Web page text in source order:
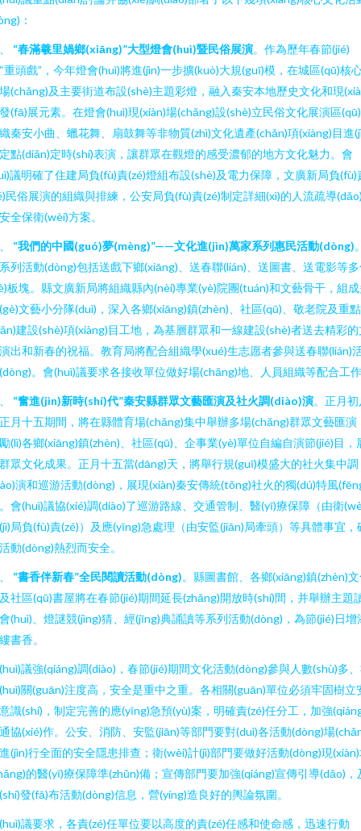
：
“春滿羲里媧鄉(xiāng)”大型燈會(huì)暨民俗展演。作為歷年春節(jié)
重頭戲”，今年燈會(huì)將進(jìn)一步擴(kuò)大規(guī)模，在城區(qū)核
(chǎng)及主要街道布設(shè)主題彩燈，融入秦安本地歷史文化和現
(fā)展元素。在燈會(huì)現(xiàn)場(chǎng)設(shè)立民俗文化展演區
秦安小曲、蠟花舞、扇鼓舞等非物質(zhì)文化遺產(chǎn)項(xiàng)目進
點(diǎn)定時(shí)表演，讓群眾在觀燈的感受濃郁的地方文化魅力。會
議明確了住建局負(fù)責(zé)燈組布設(shè)及電力保障，文廣新局負(fù)
民俗展演的組織與排練，公安局負(fù)責(zé)制定詳細(xì)的人流疏導
全保衛(wèi)方案。
“我們的中國(guó)夢(mèng)”——文化進(jìn)萬家系列惠民活動(dòng)
列活動(dòng)包括送戲下鄉(xiāng)、送春聯(lián)、送圖書、送電影等
板塊。縣文廣新局將組織縣內(nèi)專業(yè)院團(tuán)和文藝骨干，組
文藝小分隊(duì)，深入各鄉(xiāng)鎮(zhèn)、社區(qū)、敬老院及重點
建設(shè)項(xiàng)目工地，為基層群眾和一線建設(shè)者送去精彩的
出和新春的祝福。教育局將配合組織學(xué)生志愿者參與送春聯(lián)
。會(huì)議要求各接收單位做好場(chǎng)地、人員組織等配合工
“奮進(jìn)新時(shí)代”秦安縣群眾文藝匯演及社火調(diào)演。正月
月十五期間，將在縣體育場(chǎng)集中舉辦多場(chǎng)群眾文藝匯演
(lì)各鄉(xiāng)鎮(zhèn)、社區(qū)、企事業(yè)單位自編自演節(jié)目，
眾文化成果。正月十五當(dāng)天，將舉行規(guī)模盛大的社火集中調
演和巡游活動(dòng)，展現(xiàn)秦安傳統(tǒng)社火的獨(dú)特風
會(huì)議協(xié)調(diào)了巡游路線、交通管制、醫(yī)療保障（由衛
局負(fù)責(zé)）及應(yīng)急處理（由安監(jiān)局牽頭）等具體事宜，
動(dòng)熱烈而安全。
“書香伴新春”全民閱讀活動(dòng)。縣圖書館、各鄉(xiāng)鎮(zhèn)
社區(qū)書屋將在春節(jié)期間延長(zhǎng)開放時(shí)間，并舉辦主題
(huì)、燈謎競(jìng)猜、經(jīng)典誦讀等系列活動(dòng)，為節(jié)日增
書香。
議強(qiáng)調(diào)，春節(jié)期間文化活動(dòng)參與人數(shù)多
關(guān)注度高，安全是重中之重。各相關(guān)單位必須牢固樹立
識(shí)，制定完善的應(yīng)急預(yù)案，明確責(zé)任分工，加強
協(xié)作。公安、消防、安監(jiān)等部門要對(duì)各活動(dòng)場
(jìn)行全面的安全隱患排查；衛(wèi)計(jì)部門要做好活動(dòng)現
的醫(yī)療保障準(zhǔn)備；宣傳部門要加強(qiáng)宣傳引導(dǎo)，
發(fā)布活動(dòng)信息，營(yíng)造良好的輿論氛圍。
議要求，各責(zé)任單位要以高度的責(zé)任感和使命感，迅速行動